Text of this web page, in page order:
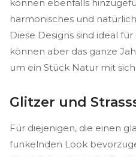
können ebenfalls
harmonisches und
Diese Designs sind ideal
können aber das ganze
um ein Stück Natur mit
Glitzer und
Für diejenigen, die einen
funkelnden Look